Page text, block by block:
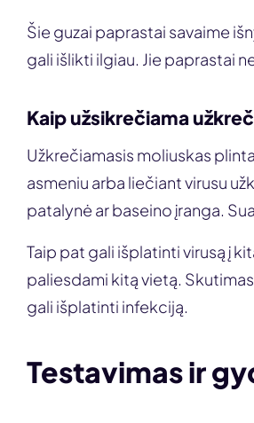
Šie guzai paprastai savaime
gali išlikti ilgiau. Jie paprastai
Kaip užsikrečiama
Užkrečiamasis moliuskas
asmeniu arba liečiant virusu
patalynė ar baseino įranga.
Taip pat gali išplatinti virusą į
paliesdami kitą vietą.
gali išplatinti infekciją.
Testavimas ir